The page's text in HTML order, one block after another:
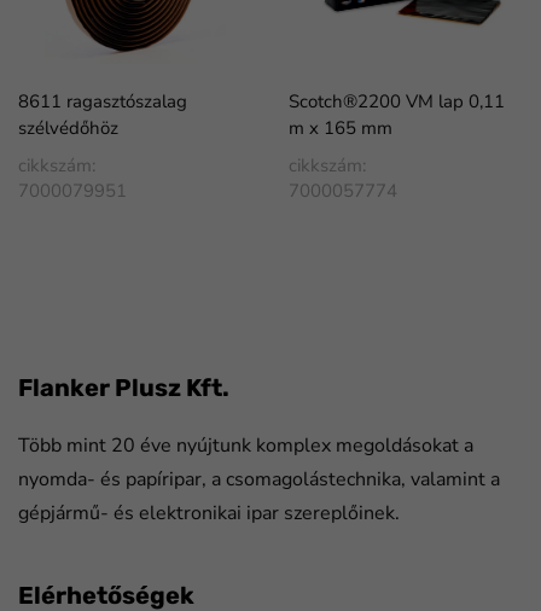
8611 ragasztószalag
szélvédőhöz
cikkszám:
7000079951
Scotch®2200 VM lap 0,11
m x 165 mm
cikkszám:
7000057774
Flanker Plusz Kft.
Több mint 20 éve nyújtunk komplex megoldásokat a
nyomda- és papíripar, a csomagolástechnika, valamint a
gépjármű- és elektronikai ipar szereplőinek.
Elérhetőségek